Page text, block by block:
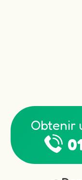
Obtenir